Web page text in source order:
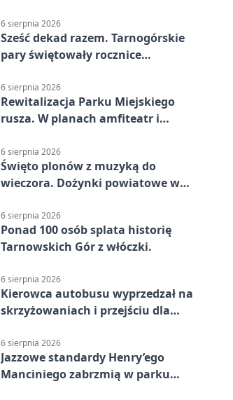
6 sierpnia 2026
Sześć dekad razem. Tarnogórskie
pary świętowały rocznice
6 sierpnia 2026
Rewitalizacja Parku Miejskiego
rusza. W planach amfiteatr i
6 sierpnia 2026
Święto plonów z muzyką do
wieczora. Dożynki powiatowe w
6 sierpnia 2026
Ponad 100 osób splata historię
Tarnowskich Gór z włóczki.
6 sierpnia 2026
Kierowca autobusu wyprzedzał na
skrzyżowaniach i przejściu dla
6 sierpnia 2026
Jazzowe standardy Henry’ego
Manciniego zabrzmią w parku